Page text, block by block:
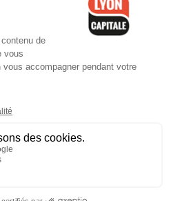
légales-CGV-Politique de